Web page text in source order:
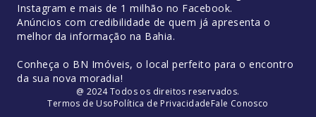
Instagram e mais de 1 milhão no Facebook.
Anúncios com credibilidade de quem já apresenta o
melhor da informação na Bahia.
Conheça o BN Imóveis, o local perfeito para o encontro
da sua nova moradia!
@ 2024 Todos os direitos reservados.
Termos de UsoPolítica de PrivacidadeFale Conosco